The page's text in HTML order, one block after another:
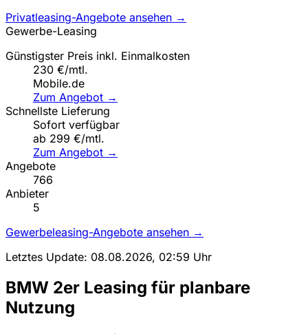
Privatleasing-Angebote ansehen →
Gewerbe-Leasing
Günstigster Preis inkl. Einmalkosten
230 €/mtl.
Mobile.de
Zum Angebot →
Schnellste Lieferung
Sofort verfügbar
ab 299 €/mtl.
Zum Angebot →
Angebote
766
Anbieter
5
Gewerbeleasing-Angebote ansehen →
Letztes Update: 08.08.2026, 02:59 Uhr
BMW 2er Leasing für planbare
Nutzung